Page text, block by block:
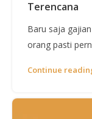
Terencana
Baru saja
orang pasti
Continue